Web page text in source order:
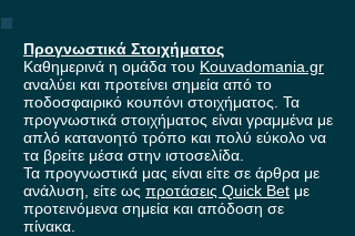
Προγνωστικά Στοιχήματος
Καθημερινά η ομάδα του Kouvadomania.gr
αναλύει και προτείνει σημεία από το
ποδοσφαιρικό κουπόνι στοιχήματος. Τα
προγνωστικά στοιχήματος είναι γραμμένα με
απλό κατανοητό τρόπο και πολύ εύκολο να
τα βρείτε μέσα στην ιστοσελίδα.
Τα προγνωστικά μας είναι είτε σε άρθρα με
ανάλυση, είτε ως προτάσεις Quick Bet με
προτεινόμενα σημεία και απόδοση σε
πίνακα.